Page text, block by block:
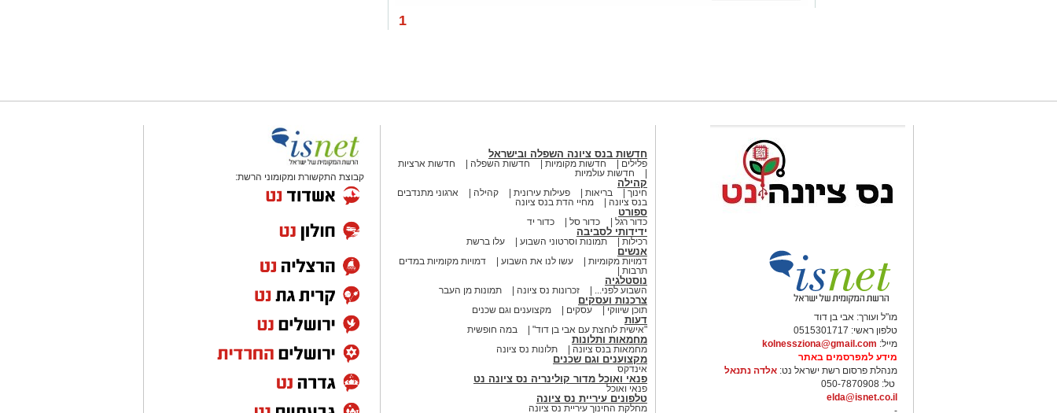
1
מו"ל ועורך: אבי בן דוד
טלפון ראשי: 0515301717
מייל: kolnessziona@gmail.com
מידע למפרסמים באתר
מנהלת פרסום רשת ישראל נט: אלדה נתנאל
טל: 050-7870908
elda@isnet.co.il
-
חדשות בנס ציונה השפלה ובישראל
פלילים חדשות מקומיות חדשות השפלה
חדשות ארציות
חדשות עולמיות
קהילה
חינוך בריאות פעילות עירונית קהילה
ארגוני מתנדבים
בנס ציונה
מחיי הדת בנס ציונה
ספורט
כדור רגל כדור סל כדור יד
ידידותי לסביבה
רכילות תמונות וסרטוני השבוע עלו ברשת
אנשים
דמויות מקומיות עשו לנו את השבוע
דמויות מקומיות במדים
תרבות
נוסטלגיה
השבוע לפני... זכרונות נס ציונה תמונות מן העבר
צרכנות ועסקים
תוכן שיווקי עסקים מקצוענים וגם שכנים
דעות
"אישית לוחצת עם אבי בן דוד" במה חופשית
מחמאות ותלונות
מחמאות בנס ציונה תלונות נס ציונה
מקצוענים וגם שכנים
אינדקס
פנאי ואוכל מדור קולינריה נס ציונה נט
פנאי ואוכל
טלפונים עיריית נס ציונה
מחלקת החינוך עיריית נס ציונה
קבוצת התקשורת ומקומוני הרשת: